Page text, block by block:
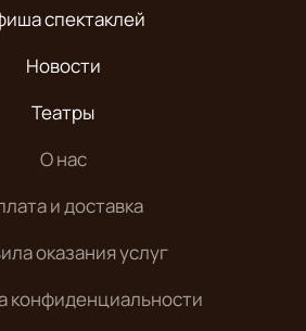
спектаклей
Новости
Театры
О нас
и доставка
оказания услуг
конфиденциальности